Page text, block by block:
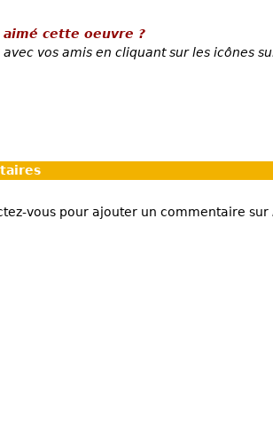
aimé cette oeuvre ?
avec vos amis en cliquant sur les icônes
vous pour ajouter un commentaire sur